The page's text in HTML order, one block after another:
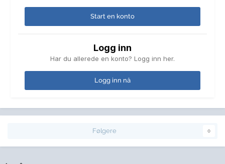
Start en konto
Logg inn
Har du allerede en konto? Logg inn her.
Logg inn nå
Følgere 0